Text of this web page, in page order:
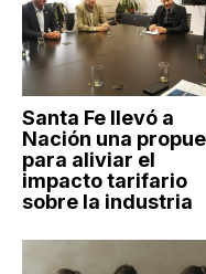
Santa Fe llevó a
Nación una
para aliviar el
impacto tarifario
sobre la industria